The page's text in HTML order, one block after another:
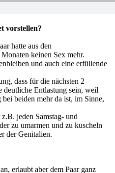
vorstellen?
hatte aus den
keinen Sex mehr.
und auch eine erfüllende
dass für die nächsten 2
deutliche Entlastung sein, weil
beiden mehr da ist, im Sinne,
z.B. jeden Samstag- und
zu umarmen und zu kuscheln
der Genitalien.
erlaubt aber dem Paar ganz